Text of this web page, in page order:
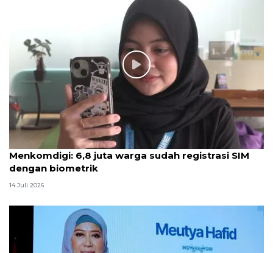
Menkomdigi: 6,8 juta warga sudah registrasi SIM
dengan biometrik
14 Juli 2026